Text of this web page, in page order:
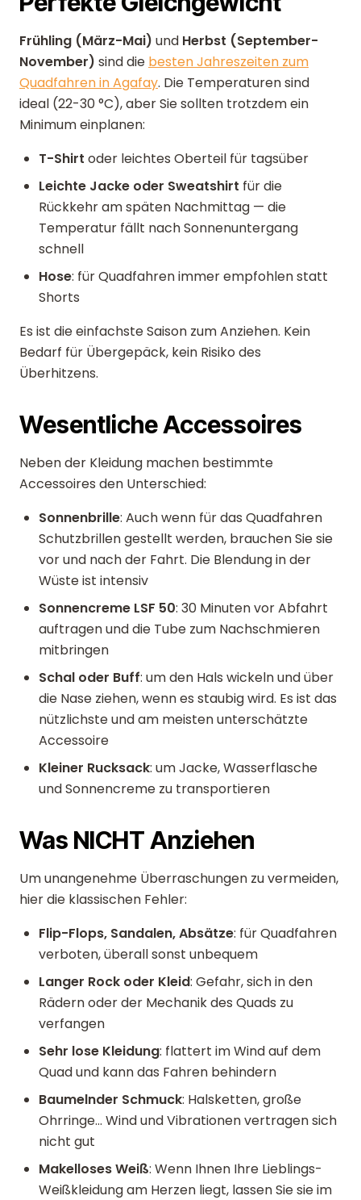
Frühling (März-Mai) und Herbst (September-
November) sind die besten Jahreszeiten zum
Quadfahren in Agafay. Die Temperaturen sind
ideal (22-30 °C), aber Sie sollten trotzdem ein
Minimum einplanen:
T-Shirt oder leichtes Oberteil für tagsüber
Leichte Jacke oder Sweatshirt für die
Rückkehr am späten Nachmittag — die
Temperatur fällt nach Sonnenuntergang
schnell
Hose: für Quadfahren immer empfohlen statt
Shorts
Es ist die einfachste Saison zum Anziehen. Kein
Bedarf für Übergepäck, kein Risiko des
Überhitzens.
Wesentliche Accessoires
Neben der Kleidung machen bestimmte
Accessoires den Unterschied:
Sonnenbrille: Auch wenn für das Quadfahren
Schutzbrillen gestellt werden, brauchen Sie sie
vor und nach der Fahrt. Die Blendung in der
Wüste ist intensiv
Sonnencreme LSF 50: 30 Minuten vor Abfahrt
auftragen und die Tube zum Nachschmieren
mitbringen
Schal oder Buff: um den Hals wickeln und über
die Nase ziehen, wenn es staubig wird. Es ist das
nützlichste und am meisten unterschätzte
Accessoire
Kleiner Rucksack: um Jacke, Wasserflasche
und Sonnencreme zu transportieren
Was NICHT Anziehen
Um unangenehme Überraschungen zu vermeiden,
hier die klassischen Fehler:
Flip-Flops, Sandalen, Absätze: für Quadfahren
verboten, überall sonst unbequem
Langer Rock oder Kleid: Gefahr, sich in den
Rädern oder der Mechanik des Quads zu
verfangen
Sehr lose Kleidung: flattert im Wind auf dem
Quad und kann das Fahren behindern
Baumelnder Schmuck: Halsketten, große
Ohrringe... Wind und Vibrationen vertragen sich
nicht gut
Makelloses Weiß: Wenn Ihnen Ihre Lieblings-
Weißkleidung am Herzen liegt, lassen Sie sie im